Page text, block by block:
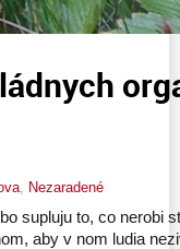
Nezaradené
supluju to, co nerobi
aby v nom ludia